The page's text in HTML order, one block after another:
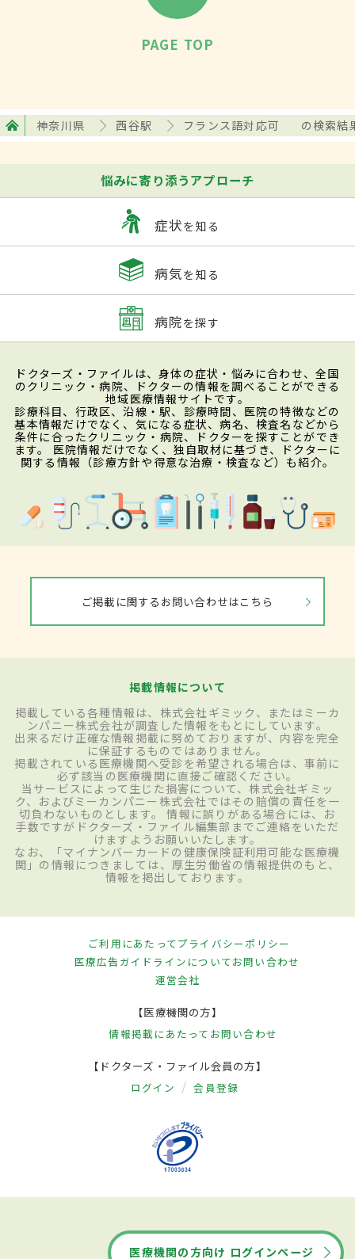
PAGE TOP
神奈川県 西谷駅 フランス語対応可 の検索結
悩みに寄り添うアプローチ
症状を知る
病気を知る
病院を探す
ドクターズ・ファイルは、身体の症状・悩みに合わせ、全国
のクリニック・病院、ドクターの情報を調べることができる
地域医療情報サイトです。
診療科目、行政区、沿線・駅、診療時間、医院の特徴などの
基本情報だけでなく、気になる症状、病名、検査名などから
条件に合ったクリニック・病院、ドクターを探すことができ
ます。 医院情報だけでなく、独自取材に基づき、ドクターに
関する情報（診療方針や得意な治療・検査など）も紹介。
ご掲載に関するお問い合わせはこちら
掲載情報について
掲載している各種情報は、株式会社ギミック、またはミーカ
ンパニー株式会社が調査した情報をもとにしています。
出来るだけ正確な情報掲載に努めておりますが、内容を完全
に保証するものではありません。
掲載されている医療機関へ受診を希望される場合は、事前に
必ず該当の医療機関に直接ご確認ください。
当サービスによって生じた損害について、株式会社ギミッ
ク、およびミーカンパニー株式会社ではその賠償の責任を一
切負わないものとします。 情報に誤りがある場合には、お
手数ですがドクターズ・ファイル編集部までご連絡をいただ
けますようお願いいたします。
なお、「マイナンバーカードの健康保険証利用可能な医療機
関」の情報につきましては、厚生労働省の情報提供のもと、
情報を掲出しております。
ご利用にあたってプライバシーポリシー
医療広告ガイドラインについてお問い合わせ
運営会社
【医療機関の方】
情報掲載にあたって お問い合わせ
【ドクターズ・ファイル会員の方】
ログイン 会員登録
医療機関の方向け ログインページ